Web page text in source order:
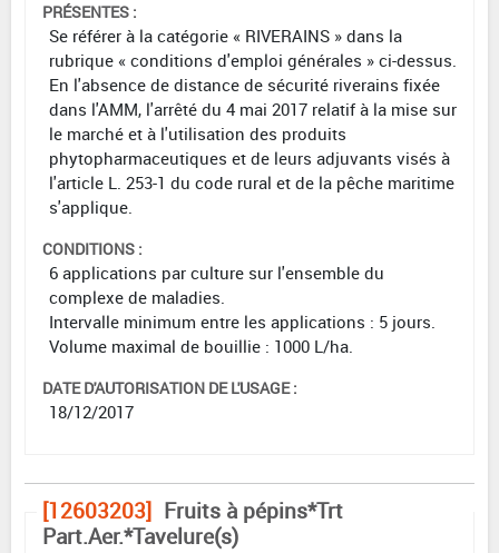
PRÉSENTES :
Se référer à la catégorie « RIVERAINS » dans la
rubrique « conditions d'emploi générales » ci-dessus.
En l'absence de distance de sécurité riverains fixée
dans l'AMM, l'arrêté du 4 mai 2017 relatif à la mise sur
le marché et à l'utilisation des produits
phytopharmaceutiques et de leurs adjuvants visés à
l'article L. 253-1 du code rural et de la pêche maritime
s'applique.
CONDITIONS :
6 applications par culture sur l'ensemble du
complexe de maladies.
Intervalle minimum entre les applications : 5 jours.
Volume maximal de bouillie : 1000 L/ha.
DATE D'AUTORISATION DE L'USAGE :
18/12/2017
[12603203] Fruits à pépins*Trt
Part.Aer.*Tavelure(s)